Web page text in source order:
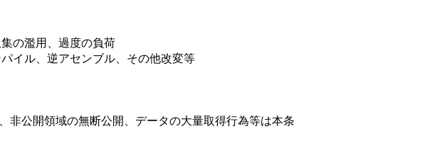
の濫用、過度の負荷
イル、逆アセンブル、その他改変等
公開領域の無断公開、データの大量取得行為等は本条